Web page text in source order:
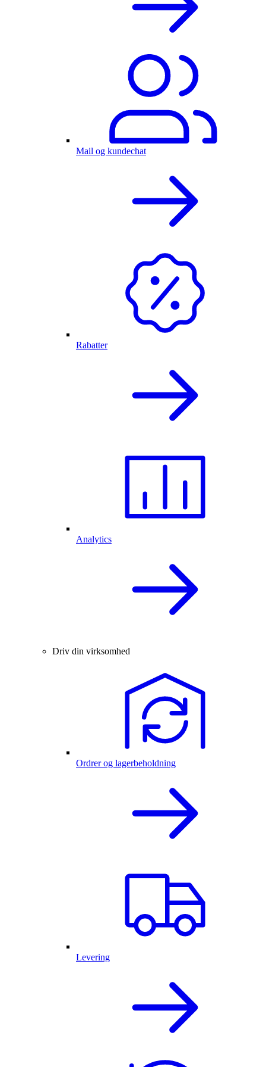
Mail og kundechat
Rabatter
Analytics
Driv din virksomhed
Ordrer og lagerbeholdning
Levering